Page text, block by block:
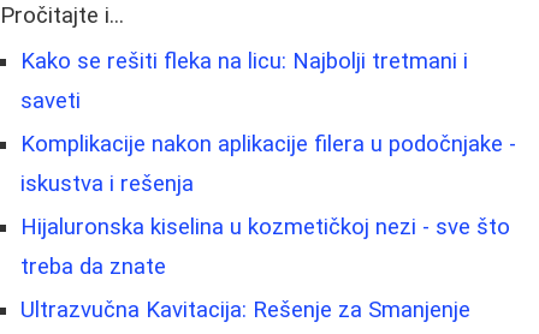
Pročitajte i...
Kako se rešiti fleka na licu: Najbolji tretmani i
saveti
Komplikacije nakon aplikacije filera u podočnjake -
iskustva i rešenja
Hijaluronska kiselina u kozmetičkoj nezi - sve što
treba da znate
Ultrazvučna Kavitacija: Rešenje za Smanjenje